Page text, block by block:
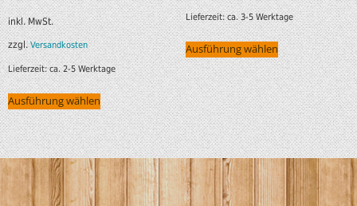
inkl. MwSt.
zzgl.Versandkosten
Lieferzeit:ca. 2-5 Werktage
Ausführung wählen
Lieferzeit:ca. 3-5 Werktage
Ausführung wählen